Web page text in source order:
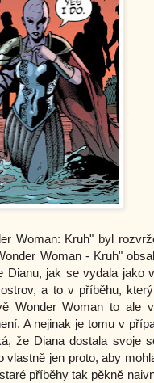
Woman: Kruh" byl
Woman - Kruh"
Dianu, jak se vydala jako
a to v příběhu,
Wonder Woman to ale
A nejinak je tomu v
že Diana dostala svoje
vlastně jen proto, aby
příběhy tak pěkně